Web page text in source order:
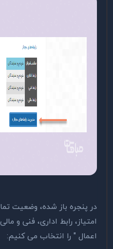
در پنجره باز شده، وضعیت
امتیاز، رابط اداری، فنی و
اعمال " را انتخاب می کنیم: